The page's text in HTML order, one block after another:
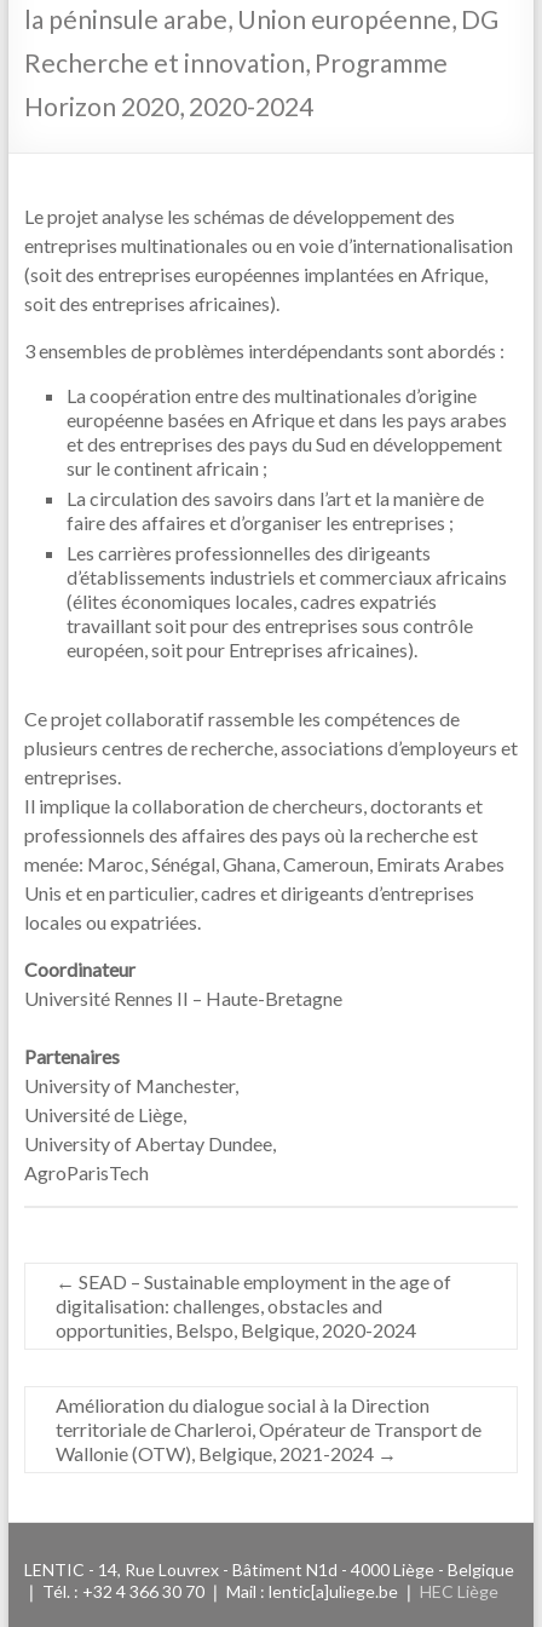
la péninsule arabe, Union européenne, DG
Recherche et innovation, Programme
Horizon 2020, 2020-2024
Le projet analyse les schémas de développement des
entreprises multinationales ou en voie d’internationalisation
(soit des entreprises européennes implantées en Afrique,
soit des entreprises africaines).
3 ensembles de problèmes interdépendants sont abordés :
La coopération entre des multinationales d’origine
européenne basées en Afrique et dans les pays arabes
et des entreprises des pays du Sud en développement
sur le continent africain ;
La circulation des savoirs dans l’art et la manière de
faire des affaires et d’organiser les entreprises ;
Les carrières professionnelles des dirigeants
d’établissements industriels et commerciaux africains
(élites économiques locales, cadres expatriés
travaillant soit pour des entreprises sous contrôle
européen, soit pour Entreprises africaines).
Ce projet collaboratif rassemble les compétences de
plusieurs centres de recherche, associations d’employeurs et
entreprises.
Il implique la collaboration de chercheurs, doctorants et
professionnels des affaires des pays où la recherche est
menée: Maroc, Sénégal, Ghana, Cameroun, Emirats Arabes
Unis et en particulier, cadres et dirigeants d’entreprises
locales ou expatriées.
Coordinateur
Université Rennes II – Haute-Bretagne
Partenaires
University of Manchester,
Université de Liège,
University of Abertay Dundee,
AgroParisTech
← SEAD – Sustainable employment in the age of
digitalisation: challenges, obstacles and
opportunities, Belspo, Belgique, 2020-2024
Amélioration du dialogue social à la Direction
territoriale de Charleroi, Opérateur de Transport de
Wallonie (OTW), Belgique, 2021-2024 →
LENTIC - 14, Rue Louvrex - Bâtiment N1d - 4000 Liège - Belgique
❘ Tél. : +32 4 366 30 70 ❘ Mail : lentic[a]uliege.be ❘ HEC Liège